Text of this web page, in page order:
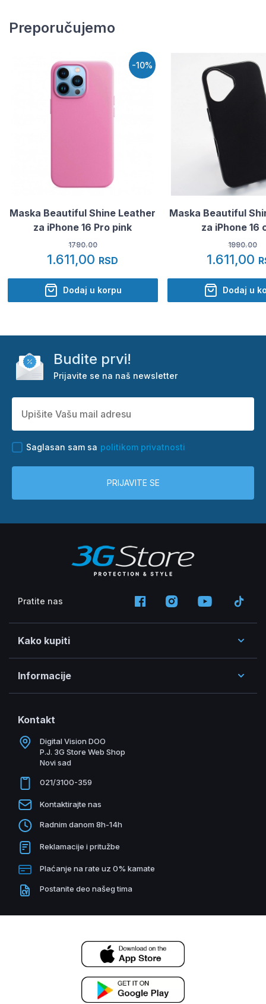
Preporučujemo
-10%
Maska Beautiful Shine Leather
za iPhone 16 Pro pink
1790.00
1.611,00 RSD
Dodaj u korpu
Maska Beautiful
za iPhone 16
1990.00
1.611,00
Dodaj u
Budite prvi!
Prijavite se na naš newsletter
Saglasan sam sa politikom privatnosti
PRIJAVITE SE
Pratite nas
Kako kupiti
Informacije
Kontakt
Digital Vision DOO
P.J. 3G Store Web Shop
Novi sad
021/3100-359
Kontaktirajte nas
Radnim danom 8h-14h
Reklamacije i pritužbe
Plaćanje na rate uz 0% kamate
Postanite deo našeg tima